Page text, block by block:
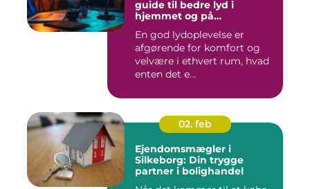
guide til bedre lyd i
hjemmet og på
En god lydoplevelse er
afgørende for komfort og
velvære i ethvert rum, hvad
enten det e...
02. feb
Ejendomsmægler i
Silkeborg: Din trygge
partner i bolighandel